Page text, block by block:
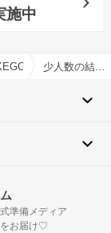
施中
一覧CLUB by 少人数の結婚式特集
準備メディア
をお届け♡